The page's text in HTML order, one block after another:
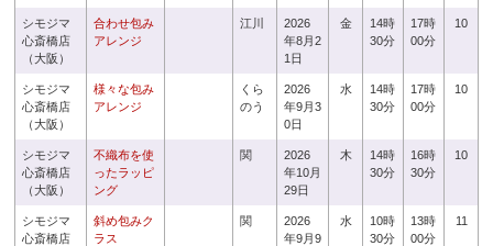
シモジマ
心斎橋店
（大阪）
合わせ包み
アレンジ
江川
2026
年8月2
1日
金
14時
30分
17時
00分
10
シモジマ
心斎橋店
（大阪）
様々な包み
アレンジ
くら
のう
2026
年9月3
0日
水
14時
30分
17時
00分
10
シモジマ
心斎橋店
（大阪）
不織布を使
ったラッピ
ング
関
2026
年10月
29日
木
14時
30分
16時
30分
10
シモジマ
心斎橋店
斜め包みク
ラス
関
2026
年9月9
水
10時
30分
13時
00分
11